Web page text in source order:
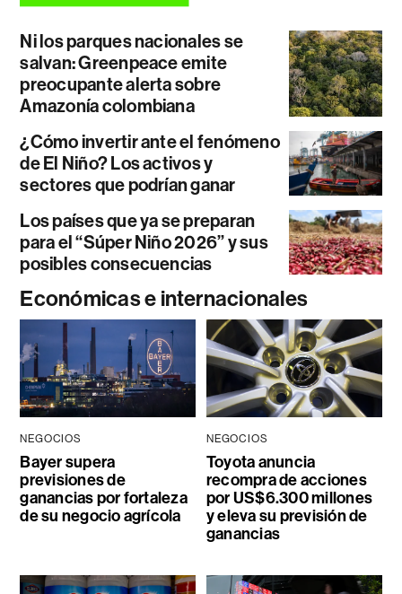
Ni los parques nacionales se
salvan: Greenpeace emite
preocupante alerta sobre
Amazonía colombiana
¿Cómo invertir ante el fenómeno
de El Niño? Los activos y
sectores que podrían ganar
Los países que ya se preparan
para el “Súper Niño 2026” y sus
posibles consecuencias
Económicas e internacionales
NEGOCIOS
Bayer supera
previsiones de
ganancias por fortaleza
de su negocio agrícola
NEGOCIOS
Toyota anuncia
recompra de acciones
por US$6.300 millones
y eleva su previsión de
ganancias